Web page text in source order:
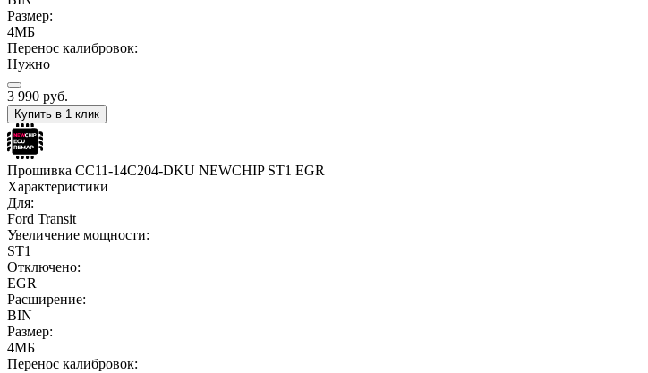
Размер:
4МБ
Перенос калибровок:
Нужно
3 990 руб.
Купить в 1 клик
Прошивка CC11-14C204-DKU NEWCHIP ST1 EGR
Характеристики
Для:
Ford Transit
Увеличение мощности:
ST1
Отключено:
EGR
Расширение:
BIN
Размер:
4МБ
Перенос калибровок: